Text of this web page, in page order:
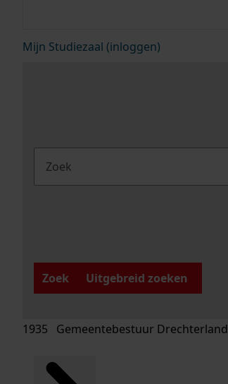
Mijn Studiezaal (inloggen)
Zoek
Uitgebreid zoeken
1935 Gemeentebestuur Drechterland